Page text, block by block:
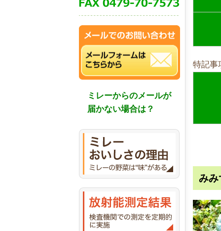
ミレーからのメールが
届かない場合は？
特記事
みみ